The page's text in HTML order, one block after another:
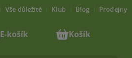
Vše důležité Klub Blog Prodejny
E-košík Košík